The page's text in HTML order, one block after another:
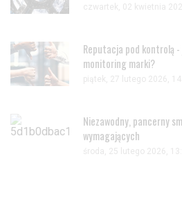
czwartek, 02 kwietnia
Reputacja pod kontrolą -
monitoring marki?
piątek, 27 lutego 2026,
Niezawodny, pancerny
wymagających
środa, 25 lutego 2026,